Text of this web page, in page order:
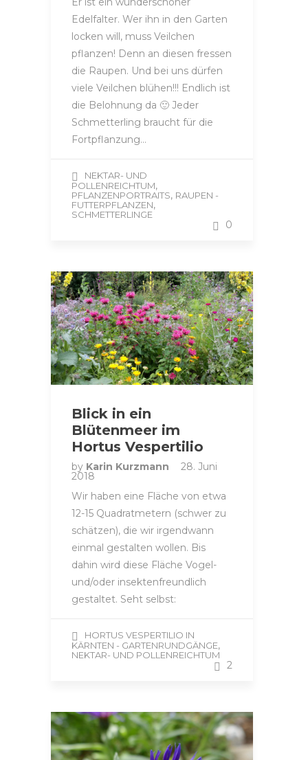
Edelfalter. Wer ihn in den Garten
locken will, muss Veilchen
pflanzen! Denn an diesen fressen
die Raupen. Und bei uns dürfen
viele Veilchen blühen!!! Endlich ist
die Belohnung da 🙂 Jeder
Schmetterling braucht für die
Fortpflanzung…
NEKTAR- UND
POLLENREICHTUM,
PFLANZENPORTRAITS, RAUPEN -
FUTTERPFLANZEN,
SCHMETTERLINGE
0
Blick in ein
Blütenmeer im
Hortus Vespertilio
by Karin Kurzmann 28. Juni
2018
Wir haben eine Fläche von etwa
12-15 Quadratmetern (schwer zu
schätzen), die wir irgendwann
einmal gestalten wollen. Bis
dahin wird diese Fläche Vogel-
und/oder insektenfreundlich
gestaltet. Seht selbst:
HORTUS VESPERTILIO IN
KÄRNTEN - GARTENRUNDGÄNGE,
NEKTAR- UND POLLENREICHTUM
2